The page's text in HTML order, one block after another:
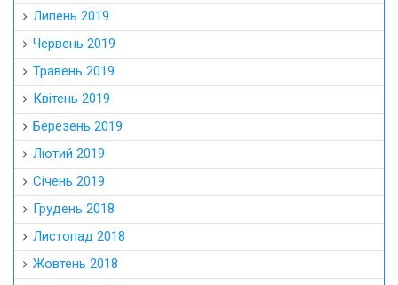
Липень 2019
Червень 2019
Травень 2019
Квітень 2019
Березень 2019
Лютий 2019
Січень 2019
Грудень 2018
Листопад 2018
Жовтень 2018